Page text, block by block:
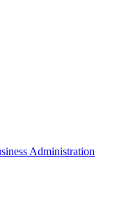
Administration